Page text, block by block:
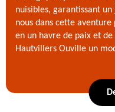
nuisibles, garantissant
nous dans cette
en un havre de paix et
Hautvillers Ouville un